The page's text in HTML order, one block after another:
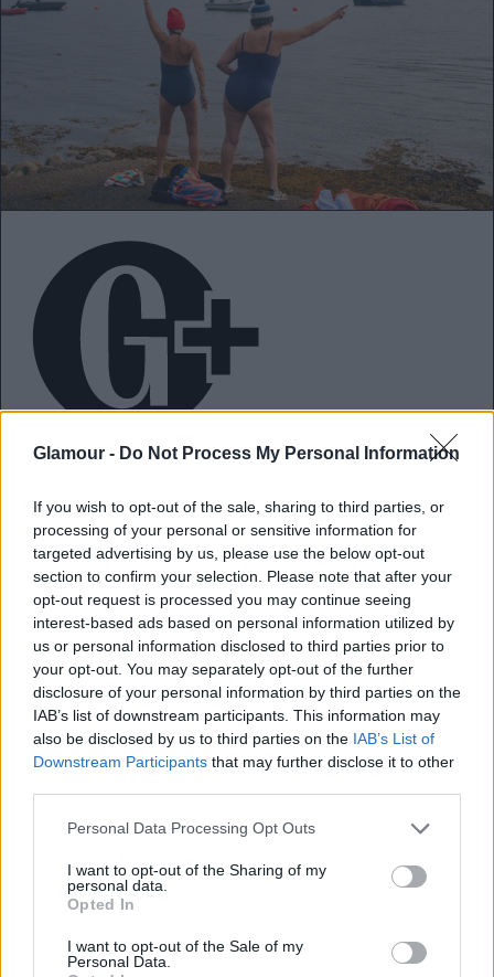
Glamour - Do Not Process My Personal Information
If you wish to opt-out of the sale, sharing to third parties, or
processing of your personal or sensitive information for
targeted advertising by us, please use the below opt-out
section to confirm your selection. Please note that after your
opt-out request is processed you may continue seeing
interest-based ads based on personal information utilized by
us or personal information disclosed to third parties prior to
your opt-out. You may separately opt-out of the further
disclosure of your personal information by third parties on the
IAB’s list of downstream participants. This information may
also be disclosed by us to third parties on the IAB’s List of
Downstream Participants that may further disclose it to other
Please note that this website/app uses one or more Google
not limited to your visit or usage behaviour. You may click to
grant or deny consent to Google and its third-party tags to
use your data for below specified purposes in below Google
consent section.
Personal Data Processing Opt Outs
I want to opt-out of the Sharing of my
personal data.
Opted In
I want to opt-out of the Sale of my
Personal Data.
kora végleg leáldozott - éljen a „healthy
A „természetes” termékek iránti igény gyakran
nem is belőlünk fakad, hanem a társadalmi
elvárások és a közösségi média által gerjesztett
tökéletességkép nyomásából.„Ez a vágy
egyénenként más-más forrásokból fakadhat,
mindkettőre láthatunk példát. Egyéni szinten az
egyik leggyakoribb mozgatórugó az erkölcsi- és
sem ritka, hogy egészségügyi megfontolás áll a
háttérben.
Valójában mindkettő összefüggésben áll az